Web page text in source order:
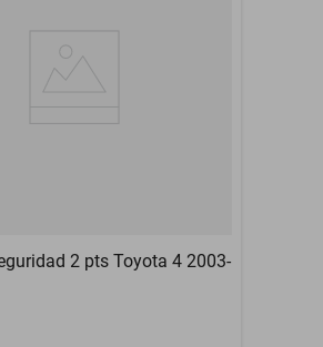
2 pts Toyota 4 2003-